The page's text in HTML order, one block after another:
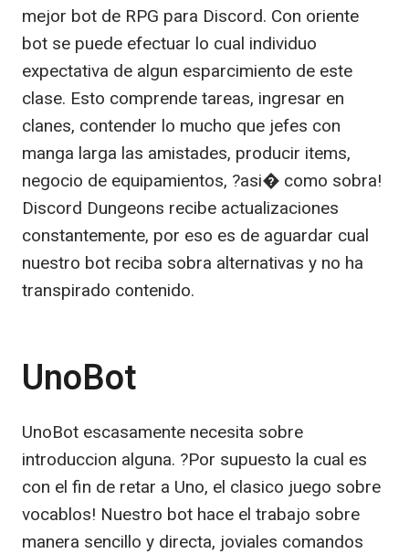
mejor bot de RPG para Discord. Con oriente
bot se puede efectuar lo cual individuo
expectativa de algun esparcimiento de este
clase. Esto comprende tareas, ingresar en
clanes, contender lo mucho que jefes con
manga larga las amistades, producir items,
negocio de equipamientos, ?asi� como sobra!
Discord Dungeons recibe actualizaciones
constantemente, por eso es de aguardar cual
nuestro bot reciba sobra alternativas y no ha
transpirado contenido.
UnoBot
UnoBot escasamente necesita sobre
introduccion alguna. ?Por supuesto la cual es
con el fin de retar a Uno, el clasico juego sobre
vocablos! Nuestro bot hace el trabajo sobre
manera sencillo y directa, joviales comandos